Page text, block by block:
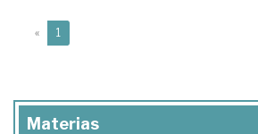
« 1
Materias